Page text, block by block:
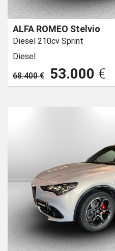
ALFA ROMEO Stelvio
Diesel 210cv Sprint
Diesel
68.400 €
53.000 €